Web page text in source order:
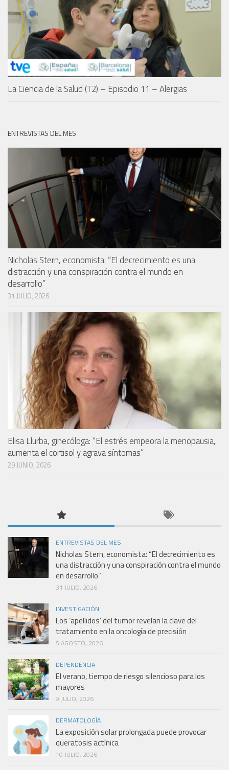
La Ciencia de la Salud (T2) – Episodio 11 – Alergias
ENTREVISTAS DEL MES
Nicholas Stern, economista: “El decrecimiento es una
distracción y una conspiración contra el mundo en
desarrollo”
31 JULIO, 2026
Elisa Llurba, ginecóloga: “El estrés empeora la menopausia,
aumenta el cortisol y agrava síntomas”
29 JUNIO, 2026
ENTREVISTAS DEL MES
Nicholas Stern, economista: “El decrecimiento es
una distracción y una conspiración contra el mundo
en desarrollo”
31 JULIO, 2026
INVESTIGACIÓN
Los ‘apellidos’ del tumor revelan la clave del
tratamiento en la oncología de precisión
5 AGOSTO, 2026
DEPENDENCIA
El verano, tiempo de riesgo silencioso para los
mayores
9 JULIO, 2026
DERMATOLOGÍA
La exposición solar prolongada puede provocar
queratosis actínica
10 JULIO, 2026